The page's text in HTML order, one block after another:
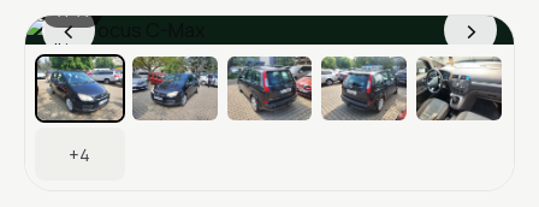
‹ ›
1 / 11
Ціна в місяць
+4